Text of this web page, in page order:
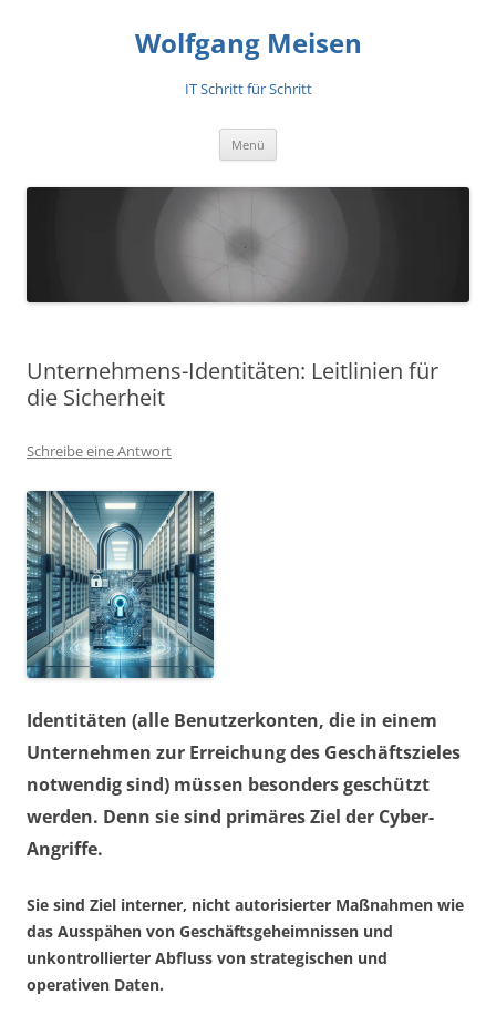
Wolfgang Meisen
IT Schritt für Schritt
Menü
Unternehmens-Identitäten: Leitlinien für
die Sicherheit
Schreibe eine Antwort
Identitäten (alle Benutzerkonten, die in einem
Unternehmen zur Erreichung des Geschäftszieles
notwendig sind) müssen besonders geschützt
werden. Denn sie sind primäres Ziel der Cyber-
Angriffe.
Sie sind Ziel interner, nicht autorisierter Maßnahmen wie
das Ausspähen von Geschäftsgeheimnissen und
unkontrollierter Abfluss von strategischen und
operativen Daten.